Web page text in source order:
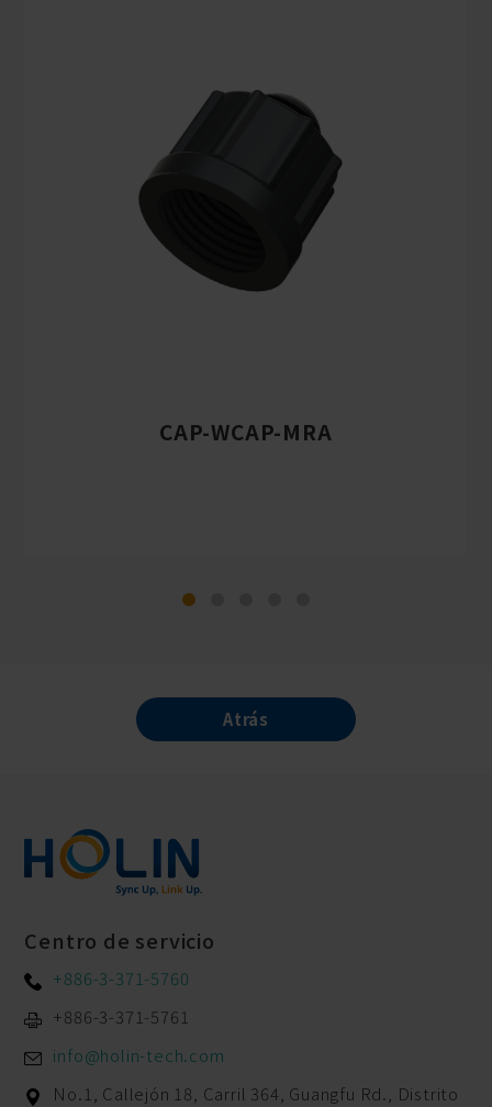
CAP-WCAP-MRA
Atrás
Centro de servicio
+886-3-371-5760
+886-3-371-5761
info@holin-tech.com
No.1, Callejón 18, Carril 364, Guangfu Rd.,
Distrito